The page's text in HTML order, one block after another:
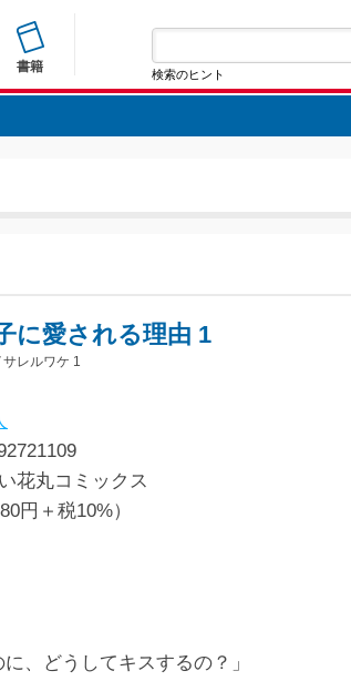
書籍 検索のヒント
に愛される理由 1
レルワケ 1
花丸コミックス
円＋税10%）
、どうしてキスするの？」